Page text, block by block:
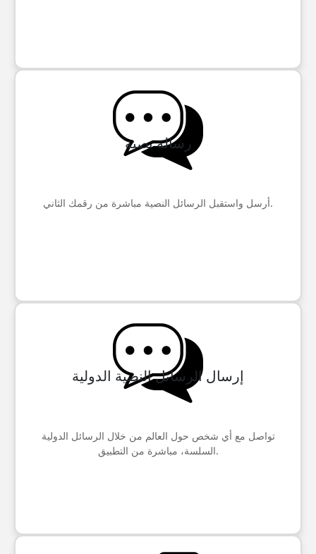
رسالة نصية
أرسل واستقبل الرسائل النصية مباشرة من رقمك الثاني.
إرسال الرسائل النصية الدولية
تواصل مع أي شخص حول العالم من خلال الرسائل الدولية
السلسة، مباشرة من التطبيق.